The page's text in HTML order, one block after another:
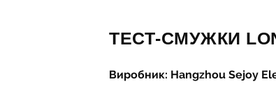
ТЕСТ-СМУЖКИ
Виробник: Hangzhou Sejoy